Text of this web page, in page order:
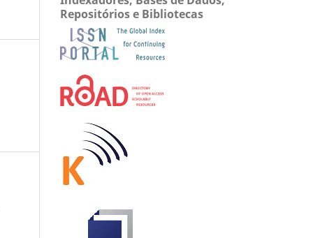
Repositórios e Bibliotecas